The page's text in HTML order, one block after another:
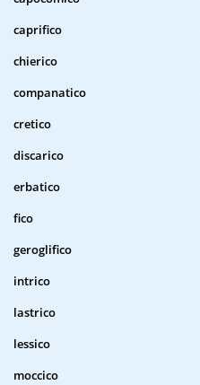
caprifico
chierico
companatico
cretico
discarico
erbatico
fico
geroglifico
intrico
lastrico
lessico
moccico